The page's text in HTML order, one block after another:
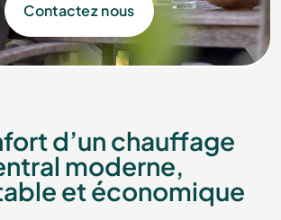
Contactez nous
d’un chauffage
moderne,
et économique